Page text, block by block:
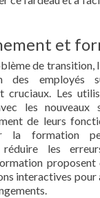
et
de transition,
employés
cruciaux. Les
les nouveaux
de leurs
la formation
les
proposent
interactives pour